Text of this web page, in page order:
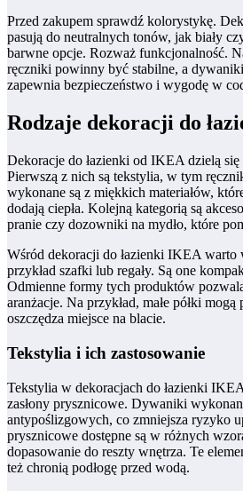
Przed zakupem sprawdź kolorystykę.
pasują do neutralnych tonów, jak biały
barwne opcje. Rozważ funkcjonalność.
ręczniki powinny być stabilne, a
zapewnia bezpieczeństwo i wygodę w
Rodzaje dekoracji do
Dekoracje do łazienki od IKEA dzielą
Pierwszą z nich są tekstylia, w tym
wykonane są z miękkich materiałów,
dodają ciepła. Kolejną kategorią są
pranie czy dozowniki na mydło, które
Wśród dekoracji do łazienki IKEA warto
przykład szafki lub regały. Są one
Odmienne formy tych produktów
aranżacje. Na przykład, małe półki
oszczędza miejsce na blacie.
Tekstylia i ich zastosowanie
Tekstylia w dekoracjach do łazienki
zasłony prysznicowe. Dywaniki
antypoślizgowych, co zmniejsza ryzyko
prysznicowe dostępne są w różnych
dopasowanie do reszty wnętrza. Te
też chronią podłogę przed wodą.